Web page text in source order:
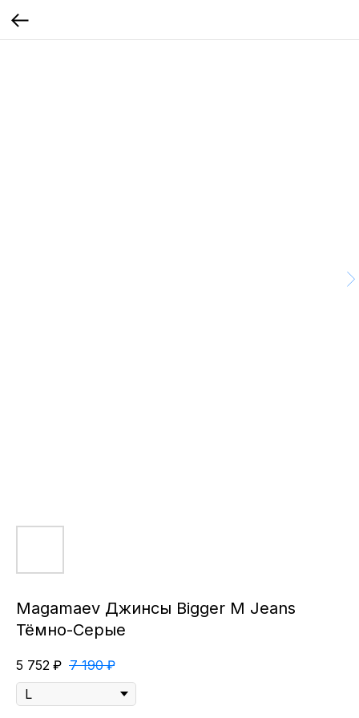
Magamaev Джинсы Bigger M Jeans
Тёмно-Серые
5 752 ₽ 7 190 ₽